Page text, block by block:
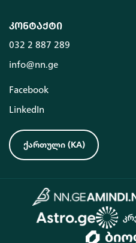
კონტაქტი
032 2 887 289
info@nn.ge
Facebook
LinkedIn
ქართული (KA)